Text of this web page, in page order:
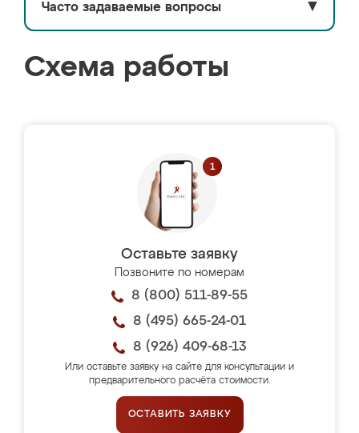
Часто задаваемые вопросы ▼
Схема работы
Оставьте заявку
Позвоните по номерам
8 (800) 511-89-55
8 (495) 665-24-01
8 (926) 409-68-13
Или оставьте заявку на сайте для консультации и
предварительного расчёта стоимости.
ОСТАВИТЬ ЗАЯВКУ